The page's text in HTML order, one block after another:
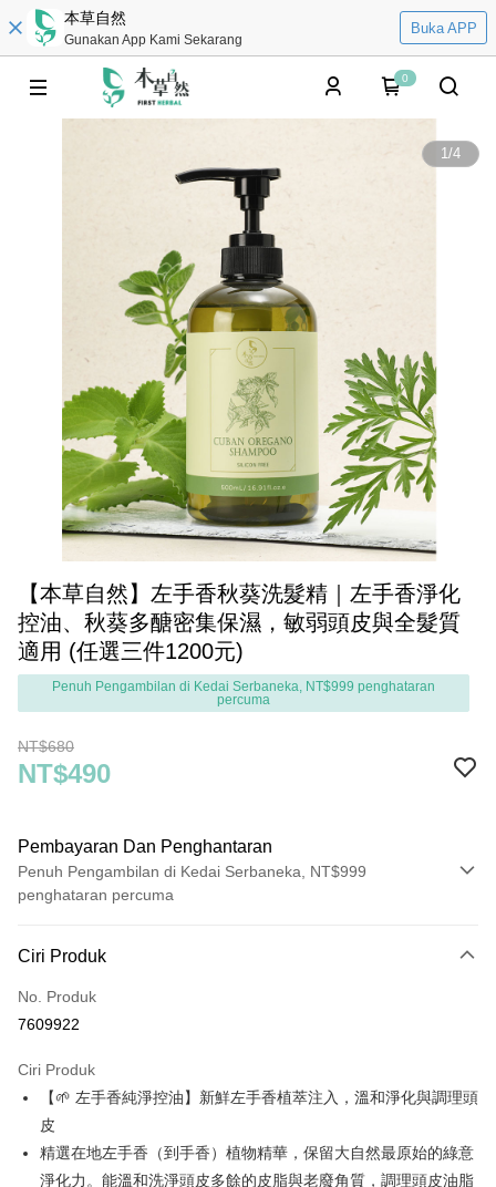
本草自然
Gunakan App Kami Sekarang
Buka APP
0
1/4
【本草自然】左手香秋葵洗髮精｜左手香淨化
控油、秋葵多醣密集保濕，敏弱頭皮與全髮質
適用 (任選三件1200元)
Penuh Pengambilan di Kedai Serbaneka, NT$999 penghataran
percuma
NT$680
NT$490
Pembayaran Dan Penghantaran
Penuh Pengambilan di Kedai Serbaneka, NT$999
penghataran percuma
Kad Kredit (Bayaran Penuh)
Pengambilan di Kedai Serbaneka
Apple Pay
JKOPAY
Easy Wallet
Ciri Produk
No. Produk
7609922
Ciri Produk
【🌱 左手香純淨控油】新鮮左手香植萃注入，溫和淨化與調理頭
皮
精選在地左手香（到手香）植物精華，保留大自然最原始的綠意
淨化力。能溫和洗淨頭皮多餘的皮脂與老廢角質，調理頭皮油脂